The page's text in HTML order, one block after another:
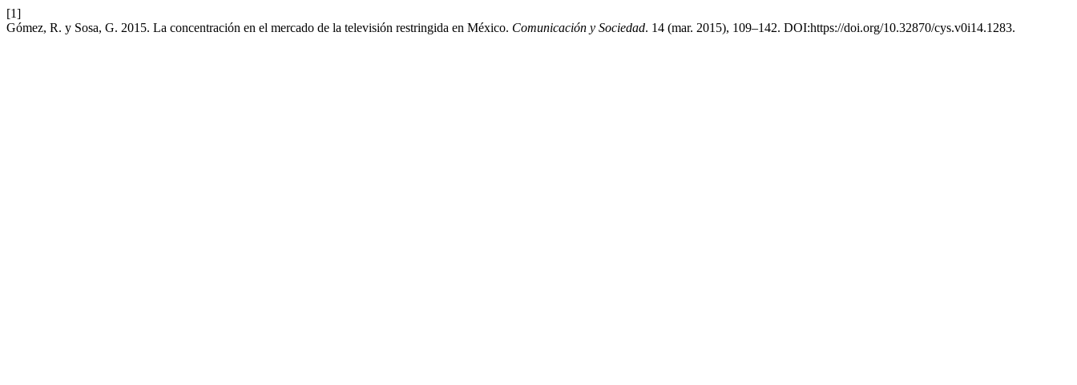
[1]
Gómez, R. y Sosa, G. 2015. La concentración en el mercado de la televisión restringida en México. Comunicación y Sociedad. 14 (mar. 2015), 109–142. DOI:https://doi.org/10.32870/cys.v0i14.1283.